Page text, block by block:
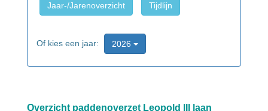
Jaar-/Jarenoverzicht Tijdlijn
Of kies een jaar: 2026
Overzicht paddenoverzet Leopold III laan